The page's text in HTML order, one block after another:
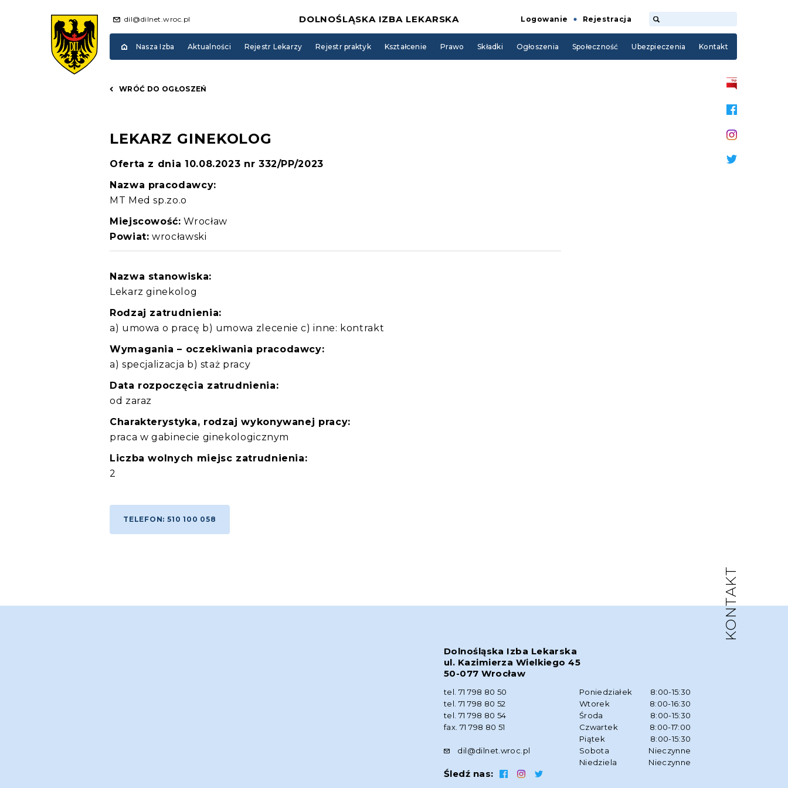
dil@dilnet.wroc.pl DOLNOŚLĄSKA IZBA LEKARSKA Logowanie Rejestracja
Nasza Izba Aktualności Rejestr Lekarzy Rejestr praktyk Kształcenie Prawo Składki Ogłoszenia Społeczność Ubezpieczenia Kontakt
WRÓĆ DO OGŁOSZEŃ
LEKARZ GINEKOLOG
Oferta z dnia 10.08.2023 nr 332/PP/2023
Nazwa pracodawcy:
MT Med sp.zo.o
Miejscowość: Wrocław
Powiat: wrocławski
Nazwa stanowiska:
Lekarz ginekolog
Rodzaj zatrudnienia:
a) umowa o pracę b) umowa zlecenie c) inne: kontrakt
Wymagania – oczekiwania pracodawcy:
a) specjalizacja b) staż pracy
Data rozpoczęcia zatrudnienia:
od zaraz
Charakterystyka, rodzaj wykonywanej pracy:
praca w gabinecie ginekologicznym
Liczba wolnych miejsc zatrudnienia:
2
TELEFON: 510 100 058
KONTAKT
Dolnośląska Izba Lekarska
ul. Kazimierza Wielkiego 45
50-077 Wrocław
tel. 71 798 80 50
tel. 71 798 80 52
tel. 71 798 80 54
fax. 71 798 80 51
dil@dilnet.wroc.pl
Śledź nas:
Poniedziałek
8:00-15:30
Wtorek
8:00-16:30
Środa
8:00-15:30
Czwartek
8:00-17:00
Piątek
8:00-15:30
Sobota
Nieczynne
Niedziela
Nieczynne